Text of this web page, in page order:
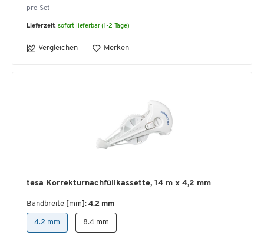
pro Set
Lieferzeit: sofort lieferbar (1-2 Tage)
Vergleichen Merken
tesa Korrekturnachfüllkassette, 14 m x 4,2 mm
Bandbreite [mm]: 4.2 mm
4.2 mm 8.4 mm